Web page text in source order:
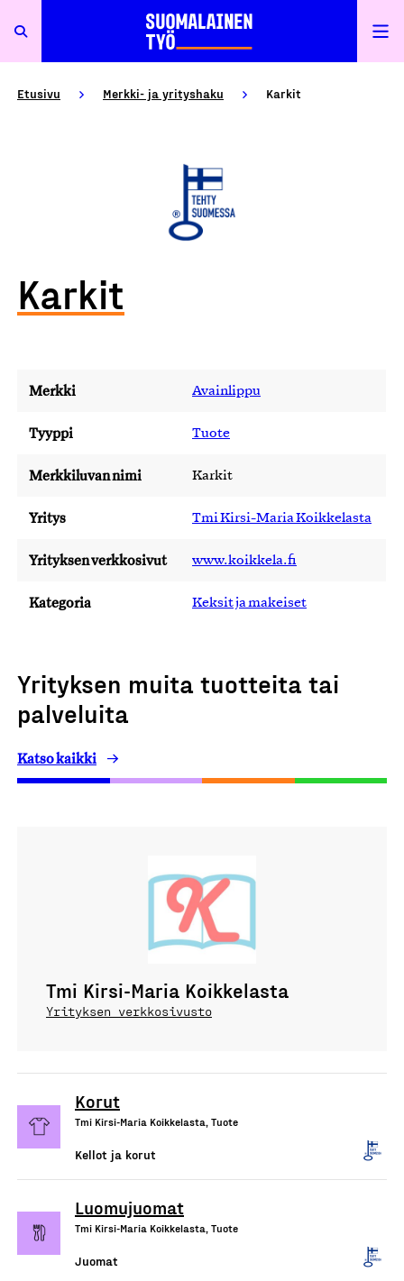
Etusivu Merkki- ja yrityshaku Karkit
Karkit
Merkki Avainlippu
Tyyppi Tuote
Merkkiluvan nimi Karkit
Yritys Tmi Kirsi-Maria Koikkelasta
Yrityksen verkkosivut www.koikkela.fi
Kategoria Keksit ja makeiset
Yrityksen muita tuotteita tai
palveluita
Katso kaikki
Tmi Kirsi-Maria Koikkelasta
Yrityksen verkkosivusto
Korut
Tmi Kirsi-Maria Koikkelasta, Tuote
Kellot ja korut
Luomujuomat
Tmi Kirsi-Maria Koikkelasta, Tuote
Juomat